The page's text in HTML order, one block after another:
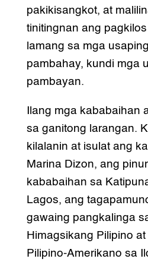
pakikisangkot, at
tinitingnan ang
lamang sa mga
pambahay, kundi mga
pambayan.
Ilang mga kababaihan
sa ganitong larangan.
kilalanin at isulat ang
Marina Dizon, ang
kababaihan sa
Lagos, ang
gawaing pangkalinga
Himagsikang Pilipino
Pilipino-Amerikano sa